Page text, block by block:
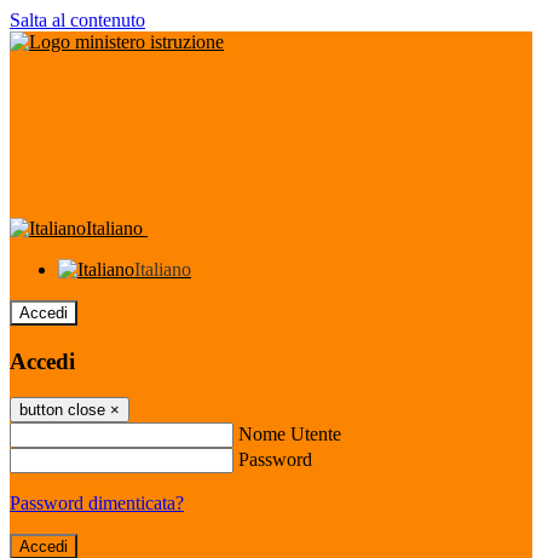
Salta al contenuto
Italiano
Italiano
Accedi
Accedi
button close ×
Nome Utente
Password
Password dimenticata?